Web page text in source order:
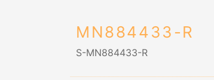
MN884433-R
S-MN884433-R